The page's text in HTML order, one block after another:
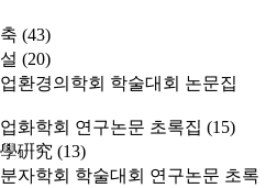
(43)
(20)
환경의학회 학술대회 논문집
화학회 연구논문 초록집 (15)
硏究 (13)
자학회 학술대회 연구논문 초록